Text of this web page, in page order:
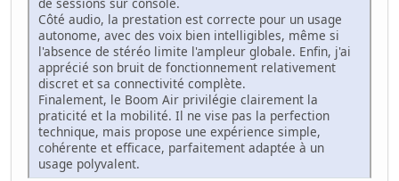
Côté audio, la prestation est correcte pour un usage
autonome, avec des voix bien intelligibles, même si
l'absence de stéréo limite l'ampleur globale. Enfin, j'ai
apprécié son bruit de fonctionnement relativement
discret et sa connectivité complète.
Finalement, le Boom Air privilégie clairement la
praticité et la mobilité. Il ne vise pas la perfection
technique, mais propose une expérience simple,
cohérente et efficace, parfaitement adaptée à un
usage polyvalent.